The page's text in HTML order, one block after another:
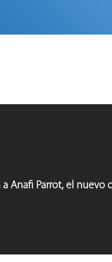
a Anafi Parrot, el nuevo